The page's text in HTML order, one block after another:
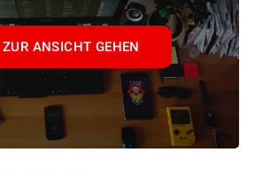
ZUR ANSICHT GEHEN